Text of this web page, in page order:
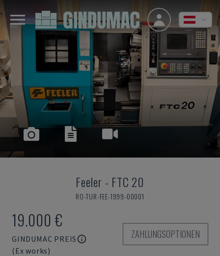
Feeler - FTC 20
RO-TUR-FEE-1999-00001
19.000 €
GINDUMAC PREIS
(Ex works)
ZAHLUNGSOPTIONEN